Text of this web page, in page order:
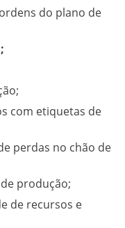
do plano de
com etiquetas de
perdas no chão de
produção;
de recursos e